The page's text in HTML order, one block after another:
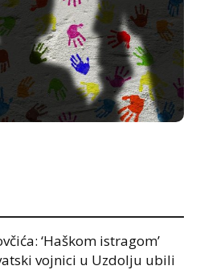
‘Haškom istragom’
vojnici u Uzdolju ubili